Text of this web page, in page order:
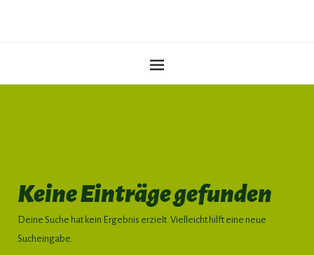
Keine Einträge gefunden
Deine Suche hat kein Ergebnis erzielt. Vielleicht hilft eine neue
Sucheingabe.